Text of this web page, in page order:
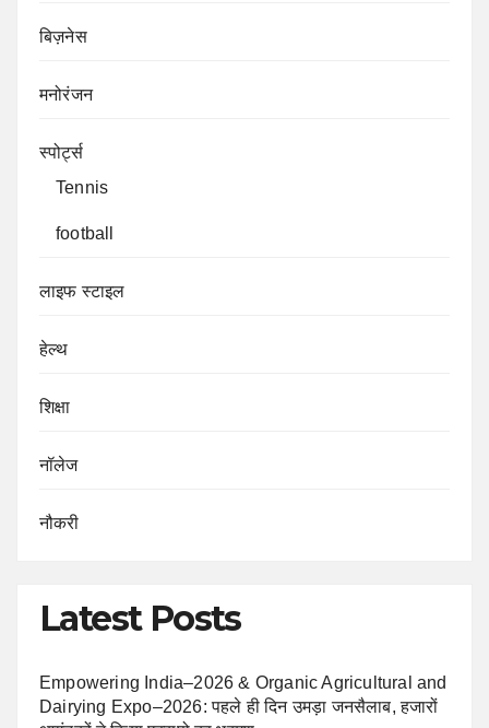
बिज़नेस
मनोरंजन
स्पोर्ट्स
Tennis
football
लाइफ स्टाइल
हेल्थ
शिक्षा
नॉलेज
नौकरी
Latest Posts
Empowering India–2026 & Organic Agricultural and
Dairying Expo–2026: पहले ही दिन उमड़ा जनसैलाब, हजारों